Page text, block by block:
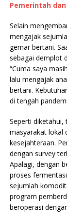
Pemerintah
Selain
mengajak
gemar bertani.
sebagai demplot
“Cuma saya
lalu mengajak
bertani.
di tengah
Seperti
masyarakat lokal
kesejahteraan.
dengan survey
Apalagi, dengan
proses
sejumlah
program
beroperasi